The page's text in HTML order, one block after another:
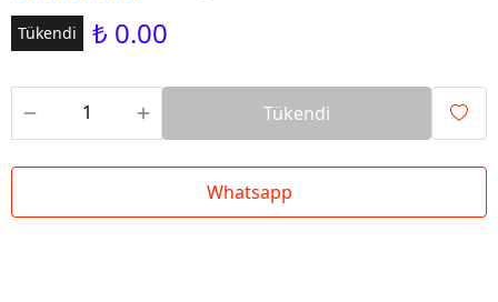
Tükendi ₺ 0.00
Tükendi
Whatsapp